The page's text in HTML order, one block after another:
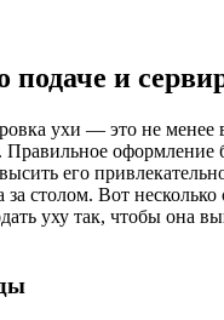
подаче и
ухи — это не менее
Правильное оформление
его
столом. Вот несколько
уху так, чтобы она